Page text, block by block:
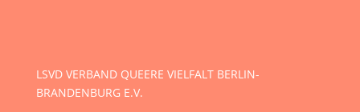
LSVD VERBAND QUEERE VIELFALT BERLIN-
BRANDENBURG E.V.